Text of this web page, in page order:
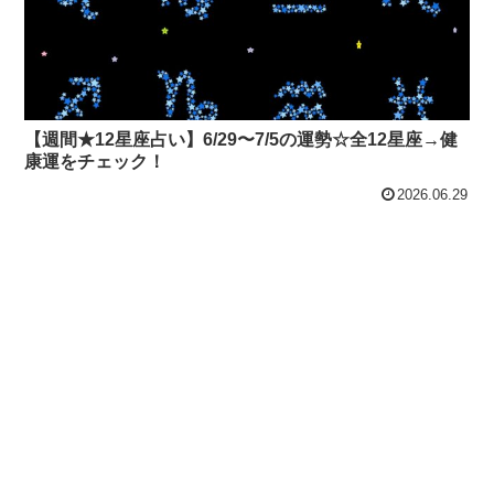
【週間★12星座占い】6/29〜7/5の運勢☆全12星座→健
康運をチェック！
2026.06.29